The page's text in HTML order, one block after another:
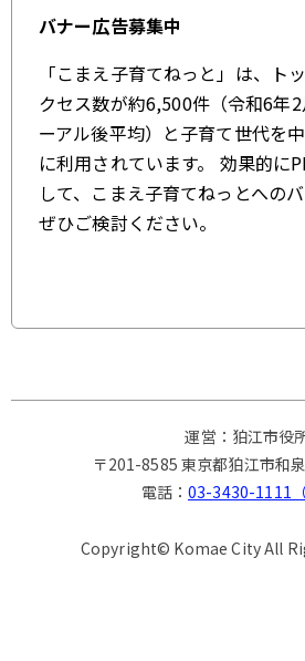
バナー広告募集中
「こまえ子育てねっと」は、ト
クセス数が約6,500件（令和6年
ーアル後平均）と子育て世代を
に利用されています。 効果的に
して、こまえ子育てねっとへの
ぜひご検討ください。
運営：狛江市役
〒201-8585 東京都狛江市和
電話：03-3430-1111（
Copyright© Komae City All